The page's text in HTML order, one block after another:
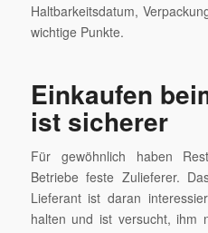
Haltbarkeitsdatum,
wichtige Punkte.
Einkaufen
ist sicherer
Für gewöhnlich haben
Betriebe feste Zulieferer.
Lieferant ist daran
halten und ist versucht, ihm